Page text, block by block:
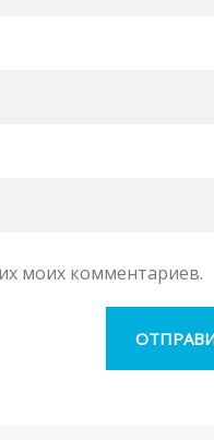
моих комментариев.